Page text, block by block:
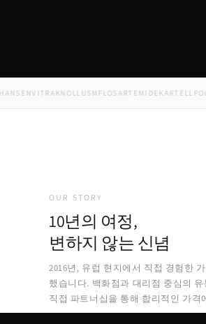
VITRAKNOLLUSMFLOSARTEMIDE KARTELL
OUR STORY
10년의 여정,
변하지 않는 신념
2016년, 유럽 현지에서 직접 경험한
했습니다. 백화점과 대리점 중심의
직접 파트너십을 통해 합리적인 가격